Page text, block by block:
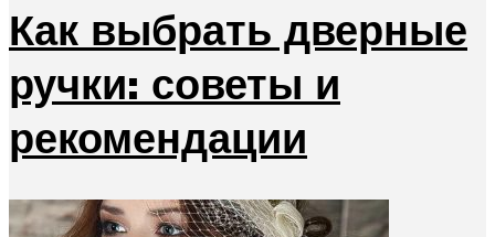
Как выбрать дверные
ручки: советы и
рекомендации